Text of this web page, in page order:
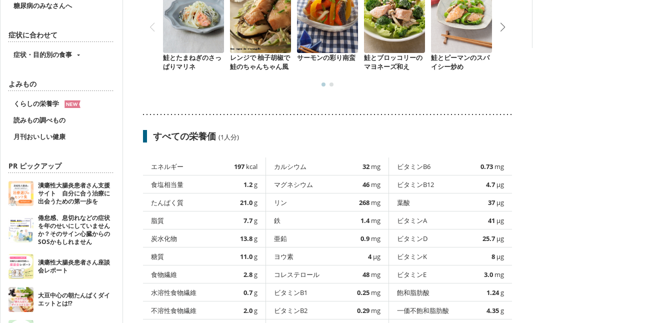
糖尿病のみなさんへ
症状に合わせて
症状・目的別の食事
よみもの
くらしの栄養学
読みもの調べもの
月刊おいしい健康
PR ピックアップ
潰瘍性大腸炎患者さん支援
サイト 自分に合う治療に
出会うための第一歩を
倦怠感、息切れなどの症状
を年のせいにしていません
か？そのサイン心臓からの
SOSかもしれません
潰瘍性大腸炎患者さん座談
会レポート
大豆中心の朝たんぱくダイ
エットとは!?
鮭とたまねぎのさっ
ぱりマリネ
レンジで 柚子胡椒で
鮭のちゃんちゃん風
サーモンの彩り南蛮
鮭とブロッコリーの
マヨネーズ和え
鮭とピーマンのスパ
イシー炒め
すべての栄養価 (1人分)
エネルギー 197 kcal
食塩相当量
1.2g
たんぱく質
21.0g
脂質
7.7g
炭水化物
13.8g
糖質
11.0g
食物繊維
2.8g
水溶性食物繊維
0.7g
不溶性食物繊維
2.0g
カルシウム 32 mg
マグネシウム
46 mg
リン
268 mg
鉄
1.4mg
亜鉛
0.9 mg
ヨウ素
4µg
コレステロール
48 mg
ビタミンB1
0.25 mg
ビタミンB2
0.29 mg
ビタミンB6 0.73 mg
ビタミンB12
4.7 µg
葉酸
37 µg
ビタミンA
41 µg
ビタミンD
25.7 µg
ビタミンK
8 µg
ビタミンE
3.0 mg
飽和脂肪酸
1.24g
一価不飽和脂肪酸
4.35g